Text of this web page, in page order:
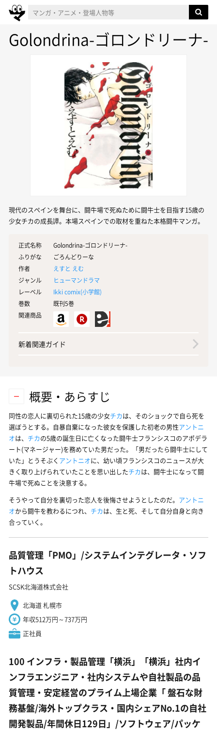
Golondrina-ゴロンドリーナ-
現代のスペインを舞台に、闘牛場で死ぬために闘牛士を目指す15歳の
少女チカの成長譚。本場スペインでの取材を重ねた本格闘牛マンガ。
正式名称
Golondrina-ゴロンドリーナ-
ふりがな
ごろんどりーな
作者
えすと えむ
ジャンル
ヒューマンドラマ
レーベル
Ikki comix(小学館)
巻数
既刊5巻
関連商品
新着関連ガイド
概要・あらすじ
同性の恋人に裏切られた15歳の少女チカは、そのショックで自ら死を
選ぼうとする。自暴自棄になった彼女を保護した初老の男性アントニ
オは、 チカの5歳の誕生日に亡くなった闘牛士フランシスコのアポデラ
ート(マネージャー)を務めていた男だった。「男だったら闘牛士にして
いた」とうそぶく アントニオに、幼い頃フランシスコのニュースが大
きく取り上げられていたことを思い出したチカは、闘牛士になって闘
牛場で死ぬことを決意する。
そうやって自分を裏切った恋人を後悔させようとしたのだ。 アントニ
オから闘牛を教わるにつれ、 チカは、生と死、そして自分自身と向き
合っていく。
品質管理「PMO」/システムインテグレータ・ソフ
トハウス
SCSK北海道株式会社
北海道 札幌市
年収512万円～737万円
正社員
100 インフラ・製品管理「横浜」「横浜」社内イ
ンフラエンジニア・社内システムや自社製品の品
質管理・安定経営のプライム上場企業「 盤石な財
務基盤/海外トップクラス・国内シェアNo.1の自社
開発製品/年間休日129日」/ソフトウェア/パッケ